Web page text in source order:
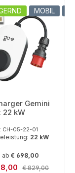
MOBIL
Gemini
22 kW
CH-05-22-01
22 kW
ab € 698,00
Regulärer Preis:
€ 829,00